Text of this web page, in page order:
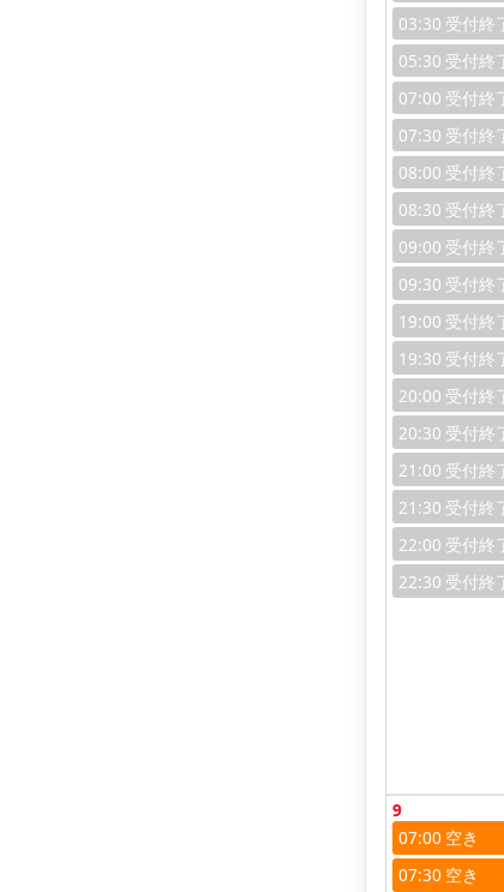
03:30
05:30
07:00
07:30
08:00
08:30
09:00
09:30
19:00
19:30
20:00
20:30
21:00
21:30
22:00
22:30
9
07:00
07:30